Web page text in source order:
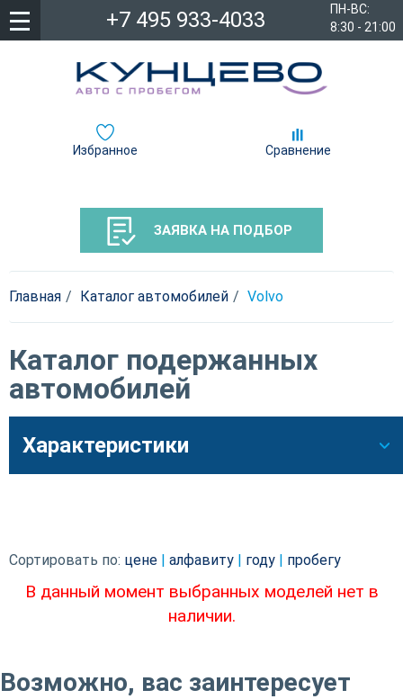
ПН-ВС:
8:30 - 21:00
+7 495 933-4033
Избранное Сравнение
ЗАЯВКА НА ПОДБОР
Главная Каталог автомобилей Volvo
Каталог подержанных
автомобилей
Характеристики
Сортировать по: цене алфавиту году пробегу
В данный момент выбранных моделей нет в
наличии.
Возможно, вас заинтересует